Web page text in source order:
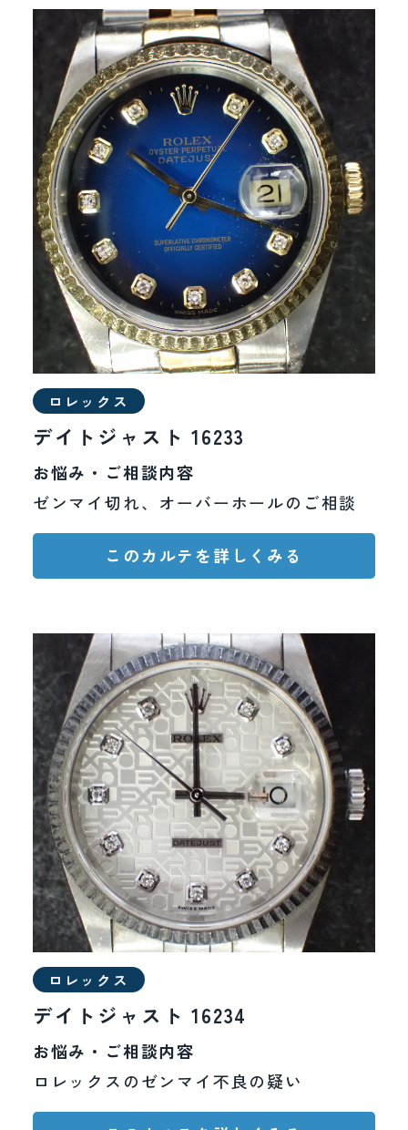
ロレックス
デイトジャスト 16233
お悩み・ご相談内容
ゼンマイ切れ、オーバーホールのご相談
このカルテを詳しくみる
ロレックス
デイトジャスト 16234
お悩み・ご相談内容
ロレックスのゼンマイ不良の疑い
2026年7月14日
一般のお客様向け時計修理
新規受付一時停止のお知らせ